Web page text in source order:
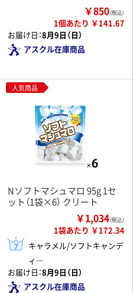
￥850（税込）
1個あたり ￥141.67
お届け日：8月9日（日）
アスクル在庫商品
人気商品
Nソフトマシュマロ 95g 1セ
ット（1袋×6） クリート
￥1,034（税込）
1袋あたり ￥172.34
キャラメル/ソフトキャンデ
ィ―
お届け日：8月9日（日）
アスクル在庫商品